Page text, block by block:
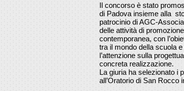
Il concorso è stato
di Padova insieme alla
patrocinio di AGC-
delle attività di
contemporanea, con
tra il mondo della scuola
l’attenzione sulla
concreta realizzazione.
La giuria ha selezionato i
all’Oratorio di San Rocco